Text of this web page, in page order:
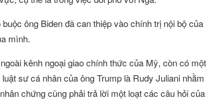
ông Biden đã can thiệp vào chính trị nội bộ của
mình.
kênh ngoại giao chính thức của Mỹ, còn có một
sư cá nhân của ông Trump là Rudy Juliani nhằm
chứng cũng phải trả lời một loạt các câu hỏi của